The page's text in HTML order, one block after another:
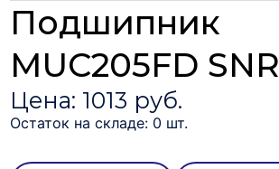
Подшипник
MUC205FD SNR
Цена: 1013 руб.
Остаток на складе: 0 шт.